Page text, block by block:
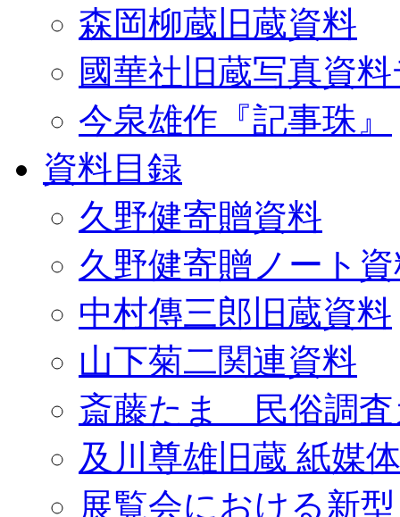
森岡柳蔵旧蔵資料
國華社旧蔵写真資
今泉雄作『記事珠』
資料目録
久野健寄贈資料
久野健寄贈ノート
中村傳三郎旧蔵資料
山下菊二関連資料
斎藤たま 民俗調査
及川尊雄旧蔵 紙媒
展覧会における新